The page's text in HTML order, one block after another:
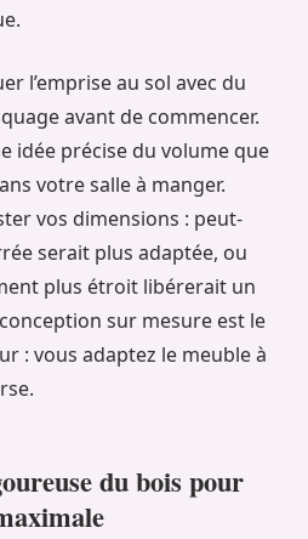
l’emprise au sol avec du
avant de commencer.
idée précise du volume que
votre salle à manger.
vos dimensions : peut-
serait plus adaptée, ou
plus étroit libérerait un
sur mesure est le
: vous adaptez le meuble à
du bois pour